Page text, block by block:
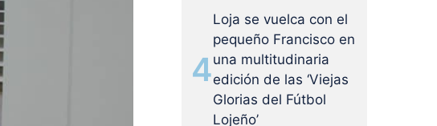
4
Loja se vuelca con el
pequeño Francisco en
una multitudinaria
edición de las ‘Viejas
Glorias del Fútbol
Lojeño’